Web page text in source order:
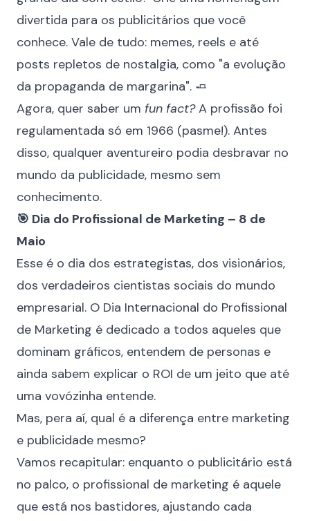
divertida para os publicitários que você
conhece. Vale de tudo: memes, reels e até
posts repletos de nostalgia, como "a evolução
da propaganda de margarina". 🧈
Agora, quer saber um fun fact?A profissão foi
regulamentada só em 1966 (pasme!). Antes
disso, qualquer aventureiro podia desbravar no
mundo da publicidade, mesmo sem
conhecimento.
🎯 Dia do Profissional de Marketing – 8 de
Maio
Esse é o dia dos estrategistas, dos visionários,
dos verdadeiros cientistas sociais do mundo
empresarial. O Dia Internacional do Profissional
de Marketing é dedicado a todos aqueles que
dominam gráficos, entendem de personas e
ainda sabem explicar o ROI de um jeito que até
uma vovózinha entende.
Mas, pera aí, qual é a diferença entre marketing
e publicidade mesmo?
Vamos recapitular: enquanto o publicitário está
no palco, o profissional de marketing é aquele
que está nos bastidores, ajustando cada